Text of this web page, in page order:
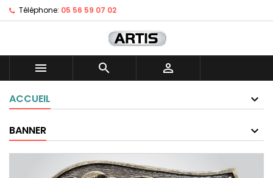
Téléphone: 05 56 59 07 02
  
ACCUEIL
BANNER